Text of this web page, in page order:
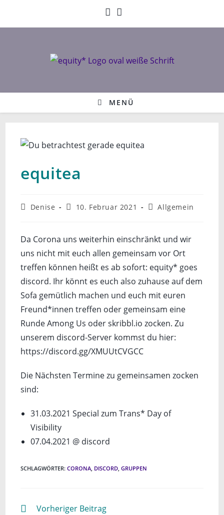
springen
MENÜ
equitea
Beitrags-
Denise
Beitrag
10. Februar 2021
Beitrags-
Allgemein
Da Corona uns weiterhin einschränkt und wir
uns nicht mit euch allen gemeinsam vor Ort
treffen können heißt es ab sofort: equity* goes
discord. Ihr könnt es euch also zuhause auf dem
Sofa gemütlich machen und euch mit euren
Freund*innen treffen oder gemeinsam eine
Runde Among Us oder skribbl.io zocken. Zu
unserem discord-Server kommst du hier:
https://discord.gg/XMUUtCVGCC
Die Nächsten Termine zu gemeinsamen zocken
sind:
31.03.2021 Special zum Trans* Day of
Visibility
07.04.2021 @ discord
SCHLAGWÖRTER:CORONA, DISCORD, GRUPPEN
WeitereVorheriger Beitrag